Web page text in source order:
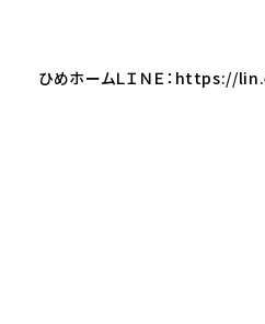
ひめホームＬＩＮＥ：https://